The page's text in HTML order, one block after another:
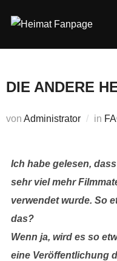
Inhalt
DIE ANDERE
von Administrator in
Ich habe gelesen,
sehr viel mehr
verwendet wurde. So
das?
Wenn ja, wird es so
eine Veröffentlichung